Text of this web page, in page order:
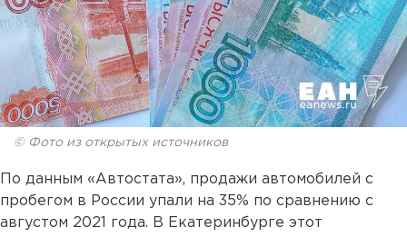
© Фото из открытых источников
По данным «Автостата», продажи автомобилей с
пробегом в России упали на 35% по сравнению с
августом 2021 года. В Екатеринбурге этот